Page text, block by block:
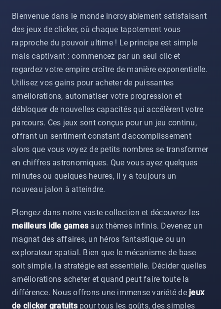
Bienvenue dans le monde incroyablement satisfaisant
des jeux de clicker, où chaque tapotement vous
rapproche du pouvoir ultime ! Le principe est simple
mais captivant : commencez par un seul clic et
regardez votre empire croître de manière exponentielle.
Utilisez vos gains pour acheter de puissantes
améliorations, automatiser votre progression et
débloquer de nouvelles capacités qui accélèrent votre
parcours. Ces jeux sont conçus pour un jeu continu,
offrant un sentiment constant d'accomplissement
alors que vous voyez de petits nombres se transformer
en chiffres astronomiques. Que vous ayez quelques
minutes ou quelques heures, il y a toujours un
nouveau jalon à atteindre.
Plongez dans notre vaste collection et découvrez les
meilleurs idle gamesaux thèmes infinis. Devenez un
magnat des affaires, un héros fantastique ou un
explorateur spatial. Bien que le mécanisme de base
soit simple, la stratégie est essentielle. Décider quelles
améliorations acheter et quand peut faire toute la
différence. Nous offrons une immense variété de jeux
de clicker gratuitspour tous les goûts, des simples